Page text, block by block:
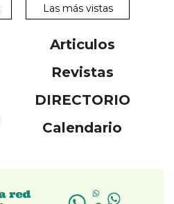
Las más vistas
Articulos
Revistas
DIRECTORIO
Calendario